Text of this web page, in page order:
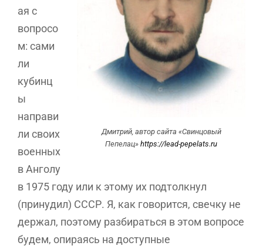
Дмитрий, автор сайта «Свинцовый
Пепелац» https://lead-pepelats.ru
ая с
вопросо
м: сами
ли
кубинц
ы
направи
ли своих
военных
в Анголу
в 1975 году или к этому их подтолкнул
(принудил) СССР. Я, как говорится, свечку не
держал, поэтому разбираться в этом вопросе
будем, опираясь на доступные